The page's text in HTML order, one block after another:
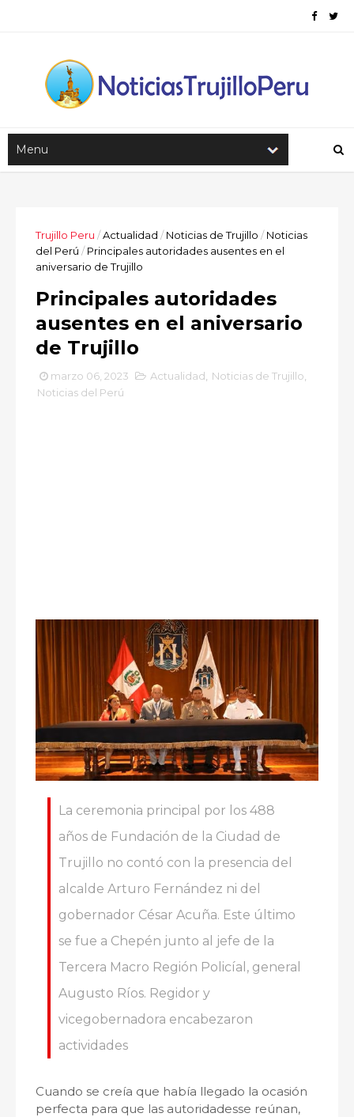
Trujillo Peru /Actualidad / Noticias de Trujillo / Noticias
del Perú / Principales autoridades ausentes en el
aniversario de Trujillo
Principales autoridades
ausentes en el aniversario
de Trujillo
marzo 06, 2023 Actualidad Noticias de Trujillo
Noticias del Perú
La ceremonia principal por los 488
años de Fundación de la Ciudad de
Trujillo no contó con la presencia del
alcalde Arturo Fernández ni del
gobernador César Acuña. Este último
se fue a Chepén junto al jefe de la
Tercera Macro Región Policíal, general
Augusto Ríos. Regidor y
vicegobernadora encabezaron
actividades
Cuando se creía que había llegado la ocasión
perfecta para que las autoridadesse reúnan,